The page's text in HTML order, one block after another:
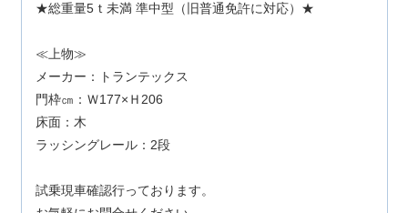
★総重量5ｔ未満 準中型（旧普通免許に対応）★
≪上物≫
メーカー：トランテックス
門枠㎝：Ｗ177×Ｈ206
床面：木
ラッシングレール：2段
試乗現車確認行っております。